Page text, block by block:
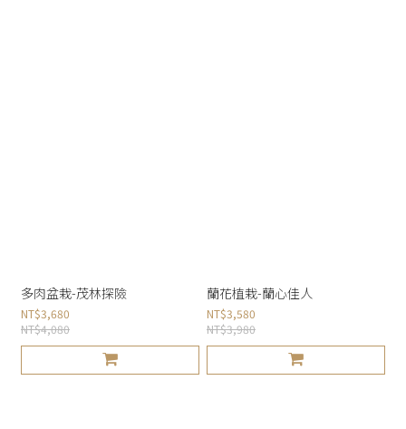
多肉盆栽-茂林探險
NT$3,680
NT$4,080
蘭花植栽-蘭心佳人
NT$3,580
NT$3,980